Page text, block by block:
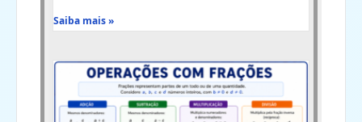
Saiba mais »